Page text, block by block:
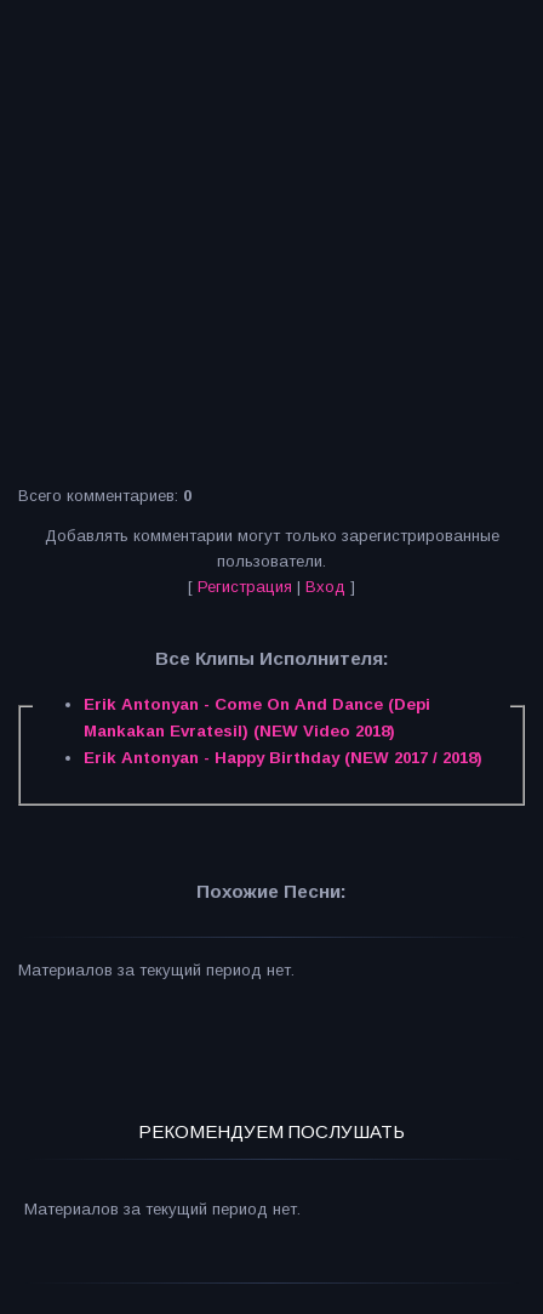
Всего комментариев: 0
Добавлять комментарии могут только зарегистрированные
пользователи.
[ Регистрация | Вход ]
Все Клипы Исполнителя:
Erik Antonyan - Come On And Dance (Depi
Mankakan Evratesil) (NEW Video 2018)
Erik Antonyan - Happy Birthday (NEW 2017 / 2018)
Похожие Песни:
Материалов за текущий период нет.
РЕКОМЕНДУЕМ ПОСЛУШАТЬ
Материалов за текущий период нет.